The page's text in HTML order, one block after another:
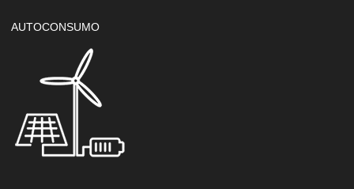
AUTOCONSUMO